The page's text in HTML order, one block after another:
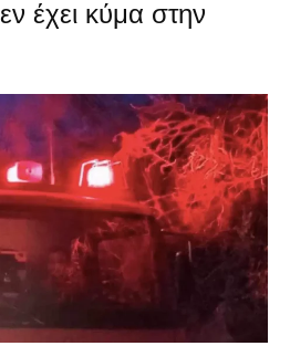
έχει κύμα στην